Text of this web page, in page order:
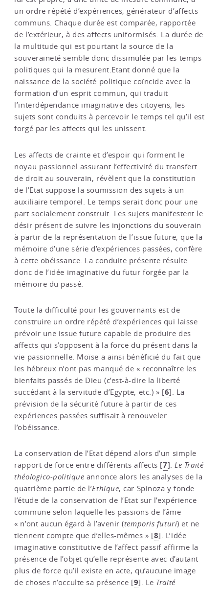
un ordre répété d’expériences, générateur d’affects
communs. Chaque durée est comparée, rapportée
de l’extérieur, à des affects uniformisés. La durée de
la multitude qui est pourtant la source de la
souveraineté semble donc dissimulée par les temps
politiques qui la mesurent.Etant donné que la
naissance de la société politique coïncide avec la
formation d’un esprit commun, qui traduit
l’interdépendance imaginative des citoyens, les
sujets sont conduits à percevoir le temps tel qu’il est
forgé par les affects qui les unissent.
Les affects de crainte et d’espoir qui forment le
noyau passionnel assurant l’effectivité du transfert
de droit au souverain, révèlent que la constitution
de l’Etat suppose la soumission des sujets à un
auxiliaire temporel. Le temps serait donc pour une
part socialement construit. Les sujets manifestent le
désir présent de suivre les injonctions du souverain
à partir de la représentation de l’issue future, que la
mémoire d’une série d’expériences passées, confère
à cette obéissance. La conduite présente résulte
donc de l’idée imaginative du futur forgée par la
mémoire du passé.
Toute la difficulté pour les gouvernants est de
construire un ordre répété d’expériences qui laisse
prévoir une issue future capable de produire des
affects qui s’opposent à la force du présent dans la
vie passionnelle. Moïse a ainsi bénéficié du fait que
les hébreux n’ont pas manqué de « reconnaître les
bienfaits passés de Dieu (c’est-à-dire la liberté
succédant à la servitude d’Egypte, etc.) » [6]. La
prévision de la sécurité future à partir de ces
expériences passées suffisait à renouveler
l’obéissance.
La conservation de l’Etat dépend alors d’un simple
rapport de force entre différents affects [7].Le Traité
théologico-politique annonce alors les analyses de la
quatrième partie de l’Ethique, car Spinoza y fonde
l’étude de la conservation de l’Etat sur l’expérience
commune selon laquelle les passions de l’âme
« n’ont aucun égard à l’avenir (temporis futuri) et ne
tiennent compte que d’elles-mêmes » [8]. L’idée
imaginative constitutive de l’affect passif affirme la
présence de l’objet qu’elle représente avec d’autant
plus de force qu’il existe en acte, qu’aucune image
de choses n’occulte sa présence [9]. Le Traité